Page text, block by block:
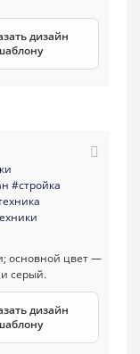
дизайн
#стройка
дизайн